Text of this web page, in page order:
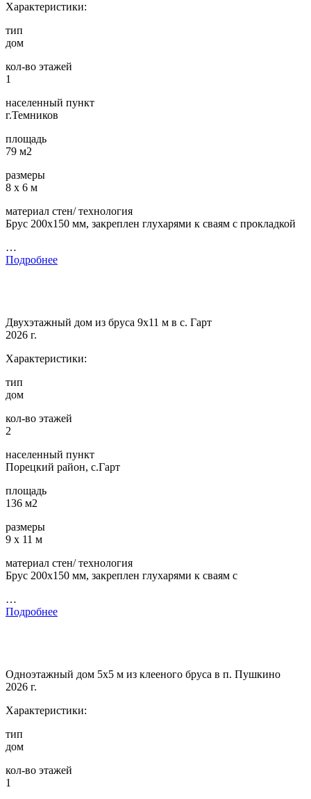
Характеристики:
тип
дом
кол-во этажей
1
населенный пункт
г.Темников
площадь
79 м2
размеры
8 х 6 м
материал стен/ технология
Брус 200х150 мм, закреплен глухарями к сваям с прокладкой
…
Подробнее
Двухэтажный дом из бруса 9х11 м в с. Гарт
2026 г.
Характеристики:
тип
дом
кол-во этажей
2
населенный пункт
Порецкий район, с.Гарт
площадь
136 м2
размеры
9 х 11 м
материал стен/ технология
Брус 200х150 мм, закреплен глухарями к сваям с
…
Подробнее
Одноэтажный дом 5х5 м из клееного бруса в п. Пушкино
2026 г.
Характеристики:
тип
дом
кол-во этажей
1